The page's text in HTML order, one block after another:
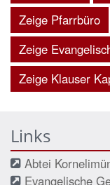
Zeige Pfarrbüro
Zeige
Zeige Klauser
Links
Abtei
Evangelische